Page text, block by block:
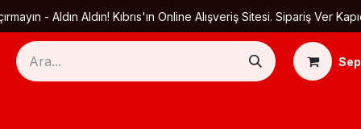
- Aldın Aldın! Kıbrıs'ın Online Alışveriş Sitesi. Sipariş Ver